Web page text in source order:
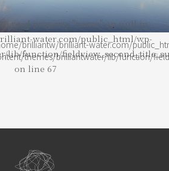
read property "name" on null in
water.com/public_html/wp-
lib/function/
on line 67
brilliantw/brilliant-water.com/
themes/brilliantwater/lib/function/